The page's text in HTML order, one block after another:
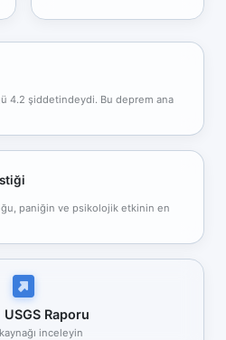
4.2 şiddetindeydi. Bu deprem ana
paniğin ve psikolojik etkinin en
USGS Raporu
inceleyin